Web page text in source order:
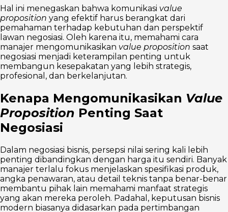
Hal ini menegaskan bahwa komunikasi value
proposition yang efektif harus berangkat dari
pemahaman terhadap kebutuhan dan perspektif
lawan negosiasi. Oleh karena itu, memahami cara
manajer mengomunikasikan value proposition saat
negosiasi menjadi keterampilan penting untuk
membangun kesepakatan yang lebih strategis,
profesional, dan berkelanjutan.
Kenapa Mengomunikasikan Value
Proposition Penting Saat
Negosiasi
Dalam negosiasi bisnis, persepsi nilai sering kali lebih
penting dibandingkan dengan harga itu sendiri. Banyak
manajer terlalu fokus menjelaskan spesifikasi produk,
angka penawaran, atau detail teknis tanpa benar-benar
membantu pihak lain memahami manfaat strategis
yang akan mereka peroleh. Padahal, keputusan bisnis
modern biasanya didasarkan pada pertimbangan